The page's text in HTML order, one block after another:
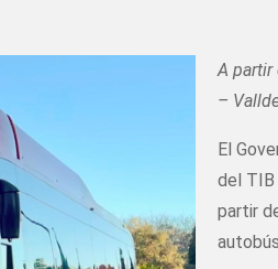
A partir
–
El
del TIB
partir